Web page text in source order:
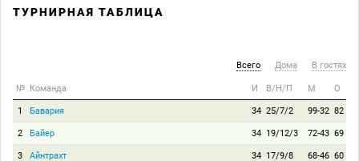
ТУРНИРНАЯ ТАБЛИЦА
Всего Дома В гостях
№ Команда И В/Н/П М О
1 Бавария 34 25/7/2 99-32 82
2 Байер 34 19/12/3 72-43 69
3 Айнтрахт 34 17/9/8 68-46 60